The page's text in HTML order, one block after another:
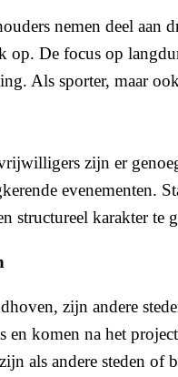
nemen deel
op. De focus op
Als sporter, maar
zijn er
evenementen.
karakter te
zijn andere
en komen na het
als andere steden of